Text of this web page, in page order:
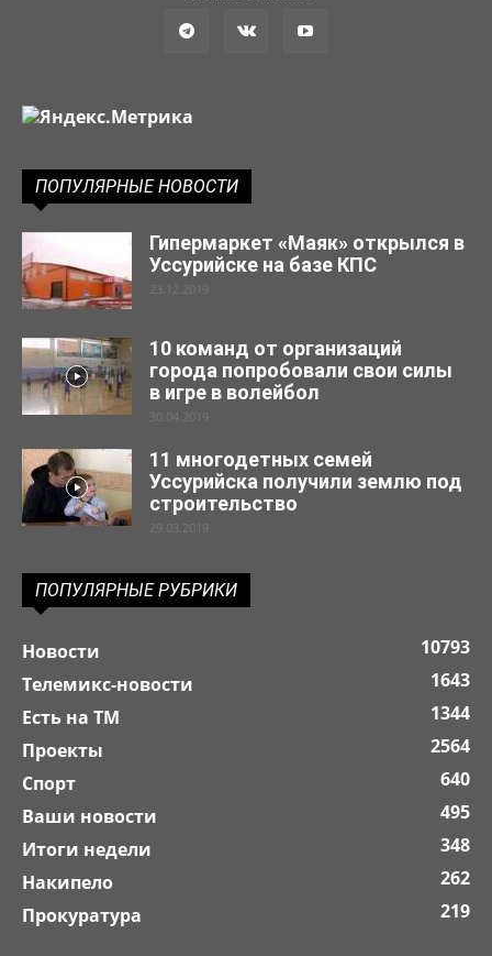
ПОПУЛЯРНЫЕ НОВОСТИ
Гипермаркет «Маяк» открылся в
Уссурийске на базе КПС
23.12.2019
10 команд от организаций
города попробовали свои силы
в игре в волейбол
30.04.2019
11 многодетных семей
Уссурийска получили землю под
строительство
29.03.2019
ПОПУЛЯРНЫЕ РУБРИКИ
Новости
10793
Телемикс-новости
1643
Есть на ТМ
1344
Проекты
2564
Спорт
640
Ваши новости
495
Итоги недели
348
Накипело
262
Прокуратура
219